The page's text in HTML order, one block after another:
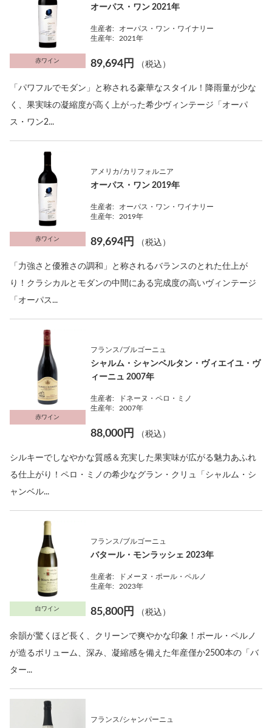
赤ワイン
オーパス・ワン 2021年
生産者:
オーパス・ワン・ワイナリー
生産年:
2021年
89,694円 （税込）
「パワフルでモダン」と称される豪華なスタイル！降雨量が少な
く、果実味の凝縮度が高く上がった希少ヴィンテージ「オーパ
ス・ワン2...
赤ワイン
アメリカ/カリフォルニア
オーパス・ワン 2019年
生産者:
オーパス・ワン・ワイナリー
生産年:
2019年
89,694円 （税込）
「力強さと優雅さの調和」と称されるバランスのとれた仕上が
り！クラシカルとモダンの中間にある完成度の高いヴィンテージ
「オーパス...
赤ワイン
フランス/ブルゴーニュ
シャルム・シャンベルタン・ヴィエイユ・ヴ
ィーニュ 2007年
生産者:
ドネーヌ・ペロ・ミノ
生産年:
2007年
88,000円 （税込）
シルキーでしなやかな質感＆充実した果実味が広がる魅力あふれ
る仕上がり！ペロ・ミノの希少なグラン・クリュ「シャルム・シ
ャンベル...
白ワイン
フランス/ブルゴーニュ
バタール・モンラッシェ 2023年
生産者:
ドメーヌ・ポール・ペルノ
生産年:
2023年
85,800円 （税込）
余韻が驚くほど長く、クリーンで爽やかな印象！ポール・ペルノ
が造るボリューム、深み、凝縮感を備えた年産僅か2500本の「バ
ター...
フランス/シャンパーニュ